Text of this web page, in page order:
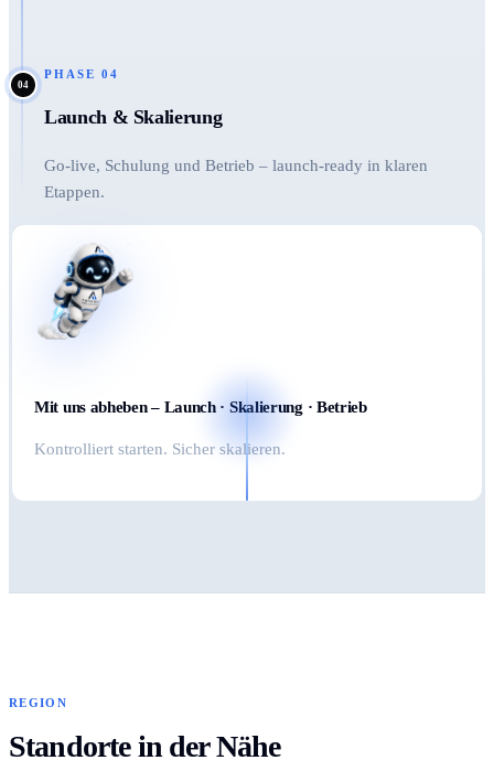
04
PHASE 04
Launch & Skalierung
Go-live, Schulung und Betrieb – launch-ready in klaren
Etappen.
Mit uns abheben – Launch · Skalierung · Betrieb
Kontrolliert starten. Sicher skalieren.
REGION
Standorte in der Nähe